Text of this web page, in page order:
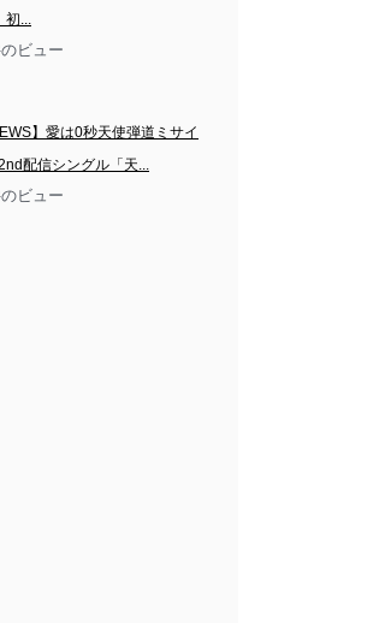
初...
ビュー
】愛は0秒天使弾道ミサイ
配信シングル「天...
ビュー